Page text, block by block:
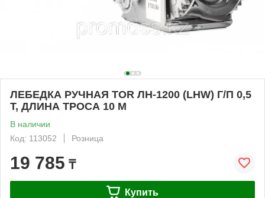
ЛЕБЕДКА РУЧНАЯ TOR ЛН-1200 (LHW) Г/П 0,5
Т, ДЛИНА ТРОСА 10 М
В наличии
Код: 113052
Розница
19 785 ₸
Купить